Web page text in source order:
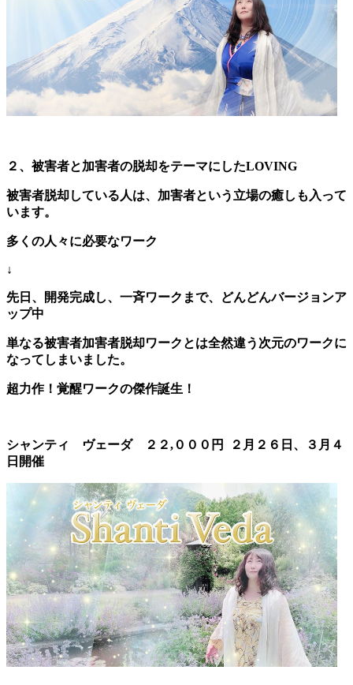
２、被害者と加害者の脱却をテーマにしたLOVING
被害者脱却している人は、加害者という立場の癒しも入って
います。
多くの人々に必要なワーク
↓
先日、開発完成し、一斉ワークまで、どんどんバージョンア
ップ中
単なる被害者加害者脱却ワークとは全然違う次元のワークに
なってしまいました。
超力作！覚醒ワークの傑作誕生！
シャンティ ヴェーダ ２２,０００円 ２月２６日、３月４
日開催